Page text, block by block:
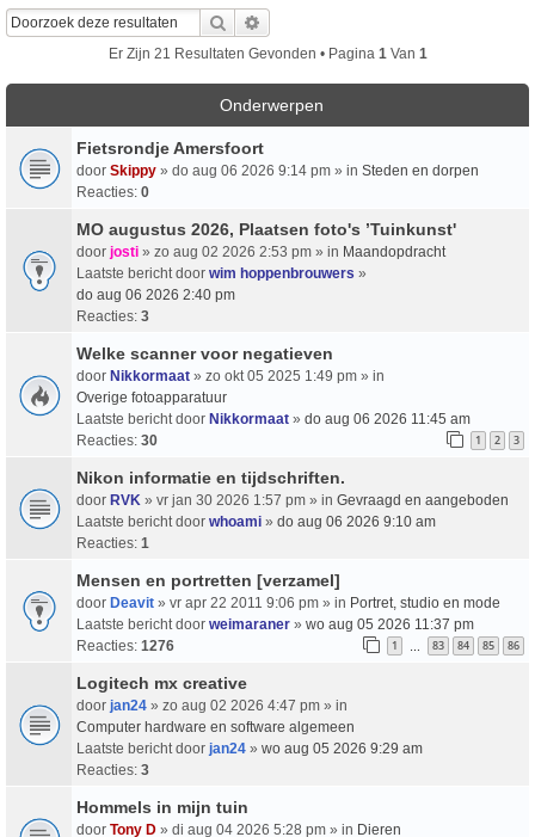
Zoek
Er Zijn 21 Resultaten Gevonden • Pagina 1 Van 1
Onderwerpen
Fietsrondje Amersfoort
door Skippy » do aug 06 2026 9:14 pm » in Steden en dorpen
Reacties: 0
MO augustus 2026, Plaatsen foto's ’Tuinkunst'
door josti » zo aug 02 2026 2:53 pm » in Maandopdracht
Laatste bericht door wim hoppenbrouwers »
do aug 06 2026 2:40 pm
Reacties: 3
Welke scanner voor negatieven
door Nikkormaat » zo okt 05 2025 1:49 pm » in
Overige fotoapparatuur
Laatste bericht door Nikkormaat » do aug 06 2026 11:45 am
Reacties: 30 1 2 3
Nikon informatie en tijdschriften.
door RVK » vr jan 30 2026 1:57 pm » in Gevraagd en aangeboden
Laatste bericht door whoami » do aug 06 2026 9:10 am
Reacties: 1
Mensen en portretten [verzamel]
door Deavit » vr apr 22 2011 9:06 pm » in Portret, studio en mode
Laatste bericht door weimaraner » wo aug 05 2026 11:37 pm
Reacties: 1276 1 … 83 84 85 86
Logitech mx creative
door jan24 » zo aug 02 2026 4:47 pm » in
Computer hardware en software algemeen
Laatste bericht door jan24 » wo aug 05 2026 9:29 am
Reacties: 3
Hommels in mijn tuin
door Tony D » di aug 04 2026 5:28 pm » in Dieren